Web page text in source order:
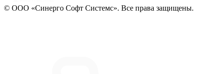
© ООО «Синерго Софт Системс». Все права защищены.